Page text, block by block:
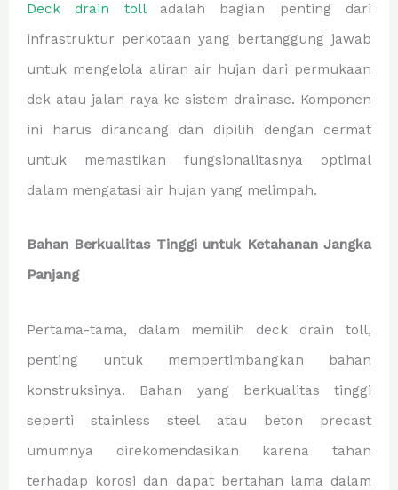
Deck drain tolladalah bagian penting dari
infrastruktur perkotaan yang bertanggung jawab
untuk mengelola aliran air hujan dari permukaan
dek atau jalan raya ke sistem drainase. Komponen
ini harus dirancang dan dipilih dengan cermat
untuk memastikan fungsionalitasnya optimal
dalam mengatasi air hujan yang melimpah.
Bahan Berkualitas Tinggi untuk Ketahanan Jangka
Panjang
Pertama-tama, dalam memilih deck drain toll,
penting untuk mempertimbangkan bahan
konstruksinya. Bahan yang berkualitas tinggi
seperti stainless steel atau beton precast
umumnya direkomendasikan karena tahan
terhadap korosi dan dapat bertahan lama dalam